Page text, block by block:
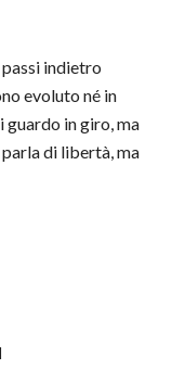
indietro
evoluto né in
guardo in giro, ma
parla di libertà, ma